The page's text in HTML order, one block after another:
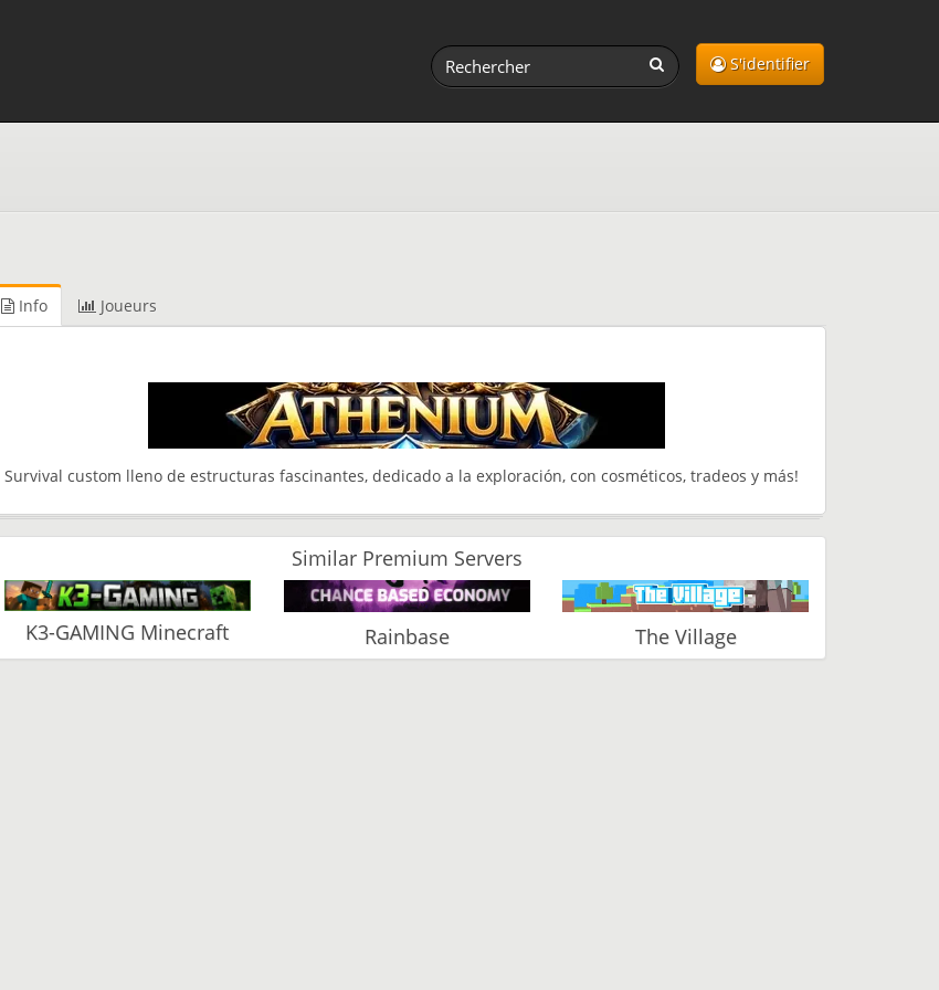
S'identifier
Info Joueurs
Survival custom lleno de estructuras fascinantes, dedicado a la exploración, con cosméticos, tradeos y más!
Similar Premium Servers
K3-GAMING Minecraft Rainbase The Village